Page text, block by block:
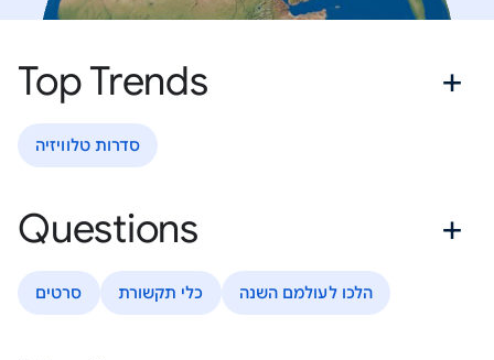
Top Trends
סדרות טלוויזיה
Questions
סרטים כלי תקשורת הלכו לעולמם השנה